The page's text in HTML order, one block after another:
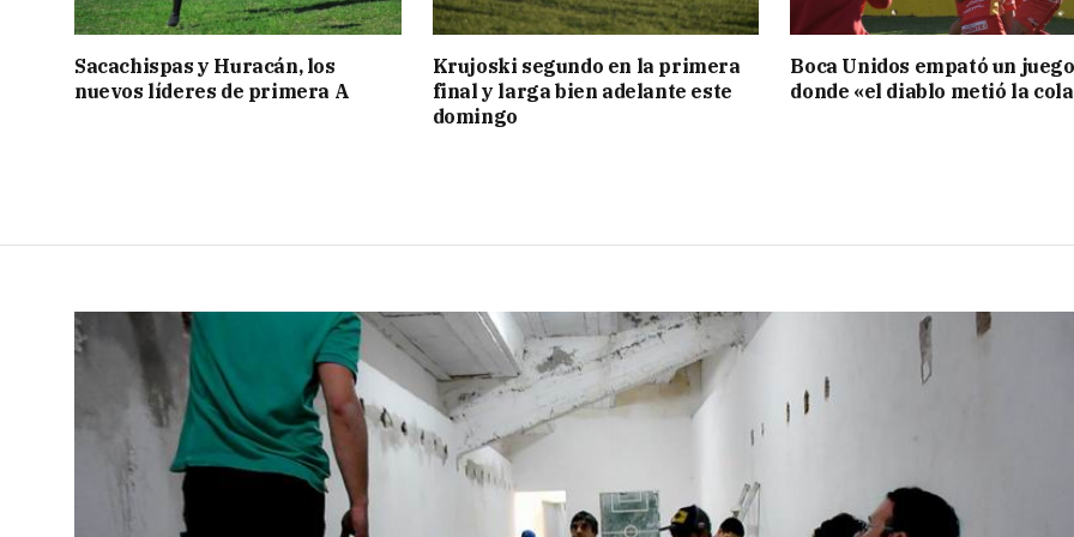
Sacachispas y Huracán, los
nuevos líderes de primera A
Krujoski segundo en la primera
final y larga bien adelante este
domingo
Boca Unidos empató un juego
donde «el diablo metió la